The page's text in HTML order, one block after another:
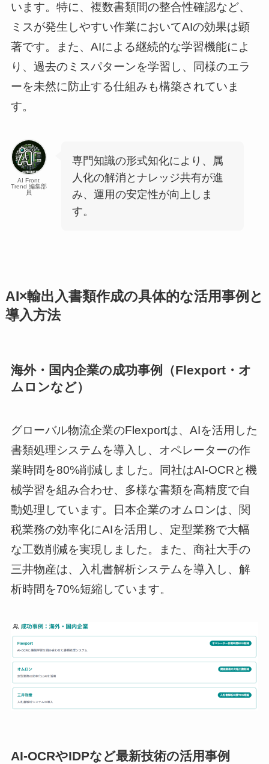
います。特に、複数書類間の整合性確認など、
ミスが発生しやすい作業においてAIの効果は顕
著です。また、AIによる継続的な学習機能によ
り、過去のミスパターンを学習し、同様のエラ
ーを未然に防止する仕組みも構築されていま
す。
AI Front
Trend 編集部
員
専門知識の形式知化により、属
人化の解消とナレッジ共有が進
み、運用の安定性が向上しま
す。
AI×輸出入書類作成の具体的な活用事例と
導入方法
海外・国内企業の成功事例（Flexport・オ
ムロンなど）
グローバル物流企業のFlexportは、AIを活用した
書類処理システムを導入し、オペレーターの作
業時間を80%削減しました。同社はAI-OCRと機
械学習を組み合わせ、多様な書類を高精度で自
動処理しています。日本企業のオムロンは、関
税業務の効率化にAIを活用し、定型業務で大幅
な工数削減を実現しました。また、商社大手の
三井物産は、入札書解析システムを導入し、解
析時間を70%短縮しています。
AI-OCRやIDPなど最新技術の活用事例